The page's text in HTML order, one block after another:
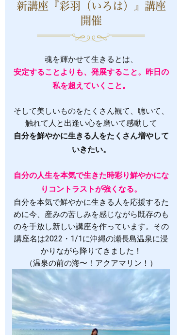
新講座『彩羽（いろは）』講座
開催
魂を輝かせて生きるとは、
安定することよりも、発展すること。昨日の
私を超えていくこと。
そして美しいものをたくさん観て、聴いて、
触れて人と出逢い心を磨いて感動して
自分を鮮やかに生きる人をたくさん増やして
いきたい。
自分の人生を本気で生きた時彩り鮮やかにな
りコントラストが強くなる。
自分を本気で鮮やかに生きる人を応援するた
めに今、産みの苦しみを感じながら既存のも
のを手放し新しい講座を作っています。その
講座名は2022・1/1に沖縄の瀬長島温泉に浸
かりながら降りてきました！
（温泉の前の海〜！アクアマリン！）